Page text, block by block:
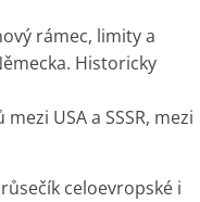
rámec, limity a
Historicky
USA a SSSR, mezi
celoevropské i